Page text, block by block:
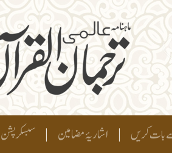
بات کریں | اشاریۂ مضامین | سبسکرپشن